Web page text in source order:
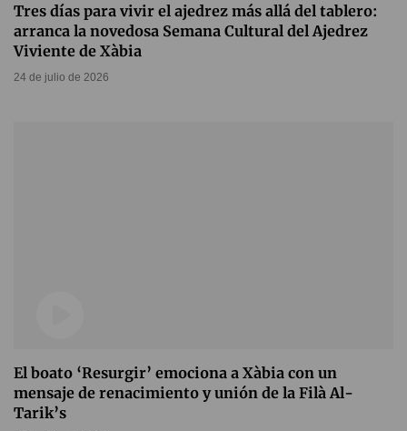
Tres días para vivir el ajedrez más allá del tablero:
arranca la novedosa Semana Cultural del Ajedrez
Viviente de Xàbia
24 de julio de 2026
El boato ‘Resurgir’ emociona a Xàbia con un
mensaje de renacimiento y unión de la Filà Al-
Tarik’s